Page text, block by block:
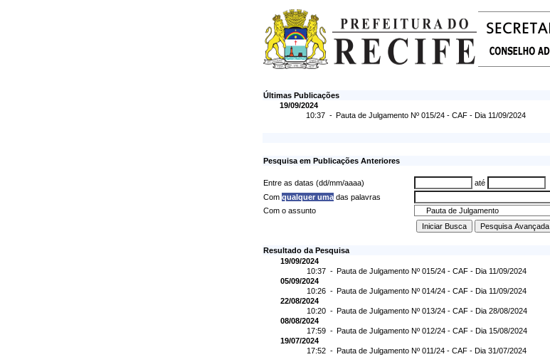
Últimas Publicações
19/09/2024
10:37 - Pauta de Julgamento Nº 015/24 - CAF - Dia 11/09/2024
Pesquisa em Publicações Anteriores
Entre as datas (dd/mm/aaaa)
até
Com qualquer uma das palavras
Com o assunto
Resultado da Pesquisa
19/09/2024
10:37 - Pauta de Julgamento Nº 015/24 - CAF - Dia 11/09/2024
05/09/2024
10:26 - Pauta de Julgamento Nº 014/24 - CAF - Dia 11/09/2024
22/08/2024
10:20 - Pauta de Julgamento Nº 013/24 - CAF - Dia 28/08/2024
08/08/2024
17:59 - Pauta de Julgamento Nº 012/24 - CAF - Dia 15/08/2024
19/07/2024
17:52 - Pauta de Julgamento Nº 011/24 - CAF - Dia 31/07/2024